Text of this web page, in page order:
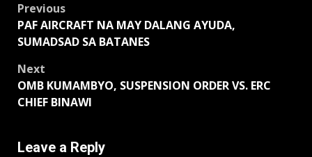
Post
navigation
Previous
PAF AIRCRAFT NA MAY DALANG AYUDA,
SUMADSAD SA BATANES
Next
OMB KUMAMBYO, SUSPENSION ORDER VS. ERC
CHIEF BINAWI
Leave a Reply